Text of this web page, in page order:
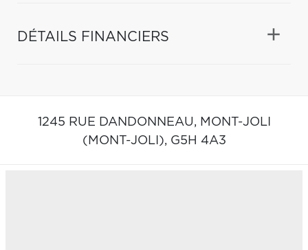
DÉTAILS FINANCIERS
1245 RUE DANDONNEAU, MONT-JOLI
(MONT-JOLI), G5H 4A3